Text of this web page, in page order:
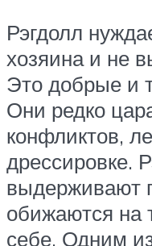
Рэгдолл
хозяина и не
Это добрые и
Они редко
конфликтов,
дрессировке.
выдерживают
обижаются на
себе. Одним